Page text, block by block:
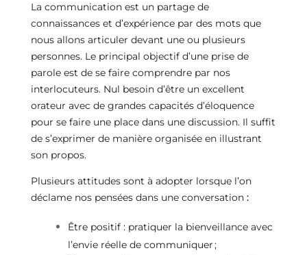
La communication est un partage de
connaissances et d’expérience par des mots que
nous allons articuler devant une ou plusieurs
personnes. Le principal objectif d’une prise de
parole est de se faire comprendre par nos
interlocuteurs. Nul besoin d’être un excellent
orateur avec de grandes capacités d’éloquence
pour se faire une place dans une discussion. Il suffit
de s’exprimer de manière organisée en illustrant
son propos.
Plusieurs attitudes sont à adopter lorsque l’on
déclame nos pensées dans une conversation :
Être positif : pratiquer la bienveillance avec
l’envie réelle de communiquer ;